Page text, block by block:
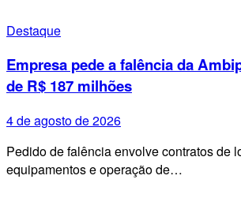
Destaque
Empresa pede a falência da
de R$ 187 milhões
4 de agosto de 2026
Pedido de falência envolve contratos de
equipamentos e operação de…